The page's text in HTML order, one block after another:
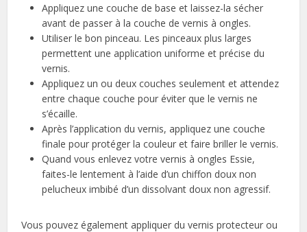
Appliquez une couche de base et laissez-la sécher
avant de passer à la couche de vernis à ongles.
Utiliser le bon pinceau. Les pinceaux plus larges
permettent une application uniforme et précise du
vernis.
Appliquez un ou deux couches seulement et attendez
entre chaque couche pour éviter que le vernis ne
s’écaille.
Après l’application du vernis, appliquez une couche
finale pour protéger la couleur et faire briller le vernis.
Quand vous enlevez votre vernis à ongles Essie,
faites-le lentement à l’aide d’un chiffon doux non
pelucheux imbibé d’un dissolvant doux non agressif.
Vous pouvez également appliquer du vernis protecteur ou